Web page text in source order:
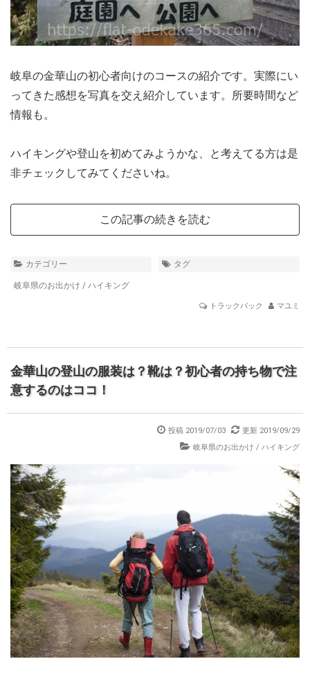
岐阜の金華山の初心者向けのコースの紹介です。実際にい
ってきた感想を写真を交え紹介しています。所要時間など
情報も。
ハイキングや登山を初めてみようかな、と考えてる方は是
非チェックしてみてくださいね。
この記事の続きを読む
カテゴリー
岐阜県のお出かけ / ハイキング
タグ
トラックバック マユミ
金華山の登山の服装は？靴は？初心者の持ち物で注
意するのはココ！
投稿 2019/07/03
更新 2019/09/29
岐阜県のお出かけ / ハイキング